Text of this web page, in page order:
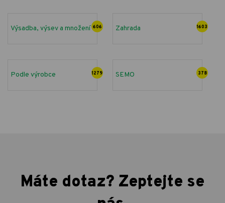
Výsadba, výsev a množení 606 Zahrada 1603
Podle výrobce 1279 SEMO 378
Máte dotaz? Zeptejte se